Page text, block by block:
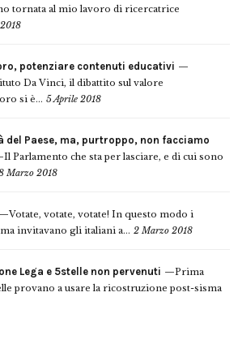
tornata al mio lavoro di ricercatrice
potenziare contenuti educativi
Da Vinci, il dibattito sul valore
si è... 5 Aprile 2018
del Paese, ma, purtroppo, non facciamo
Il Parlamento che sta per lasciare, e di cui sono
Marzo 2018
Votate, votate, votate! In questo modo i
invitavano gli italiani a... 2 Marzo 2018
Lega e 5stelle non pervenuti
Prima
provano a usare la ricostruzione post-sisma